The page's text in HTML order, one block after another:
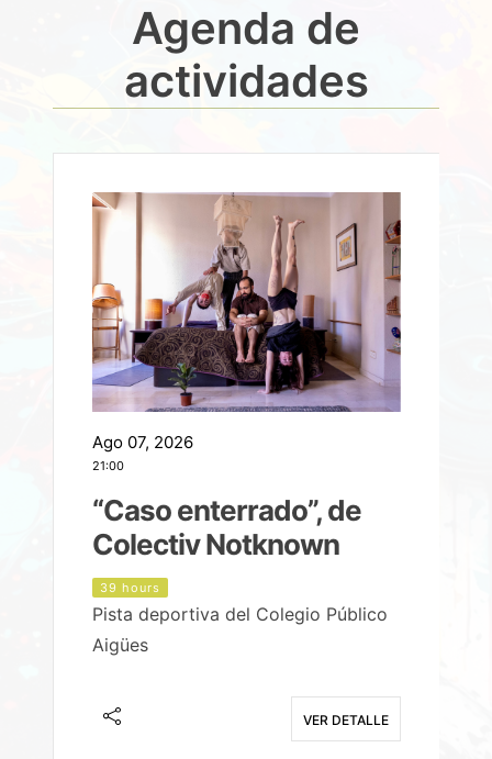
Agenda de
actividades
Ago 07, 2026
21:00
“Caso enterrado”, de
Colectiv Notknown
39 hours
Pista deportiva del Colegio Público
Aigües
VER DETALLE